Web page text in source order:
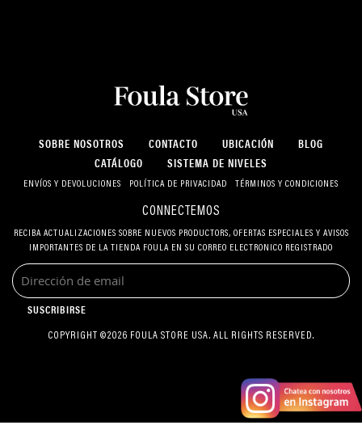
SOBRE NOSOTROS CONTACTO UBICACIÓN
BLOG
CATÁLOGO
SISTEMA DE NIVELES
ENVÍOS Y DEVOLUCIONES POLÍTICA DE PRIVACIDAD TÉRMINOS Y CONDICIONES
CONNECTEMOS
RECIBA ACTUALIZACIONES SOBRE NUEVOS PRODUCTORS, OFERTAS ESPECIALES Y AVISOS
IMPORTANTES DE LA TIENDA FOULA EN SU CORREO ELECTRONICO REGISTRADO
SUSCRIBIRSE
COPYRIGHT ©2026 FOULA STORE USA. ALL RIGHTS RESERVED.